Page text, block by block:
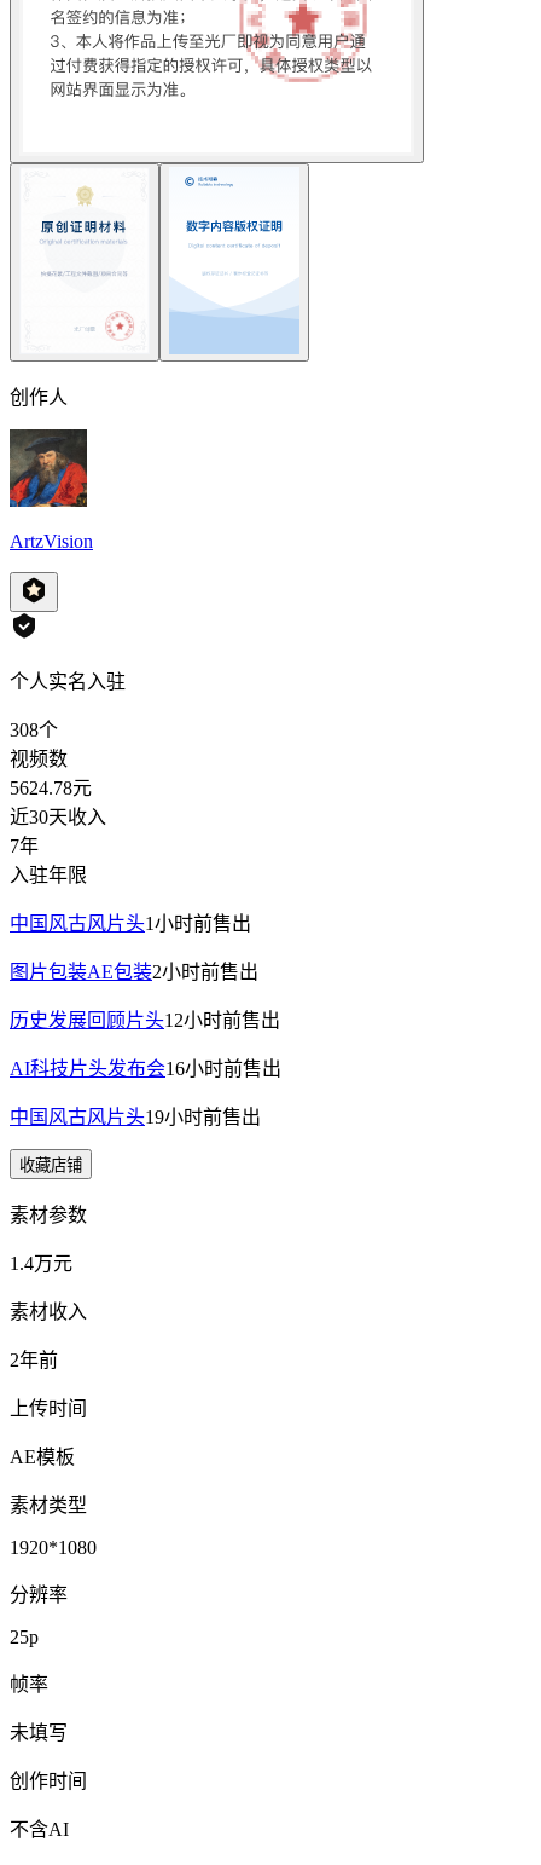
创作人
ArtzVision
个人实名入驻
308个
视频数
5624.78元
近30天收入
7年
入驻年限
中国风古风片头1小时前售出
图片包装AE包装2小时前售出
历史发展回顾片头12小时前售出
AI科技片头发布会16小时前售出
中国风古风片头19小时前售出
收藏店铺
素材参数
1.4万元
素材收入
2年前
上传时间
AE模板
素材类型
1920*1080
分辨率
25p
帧率
未填写
创作时间
不含AI